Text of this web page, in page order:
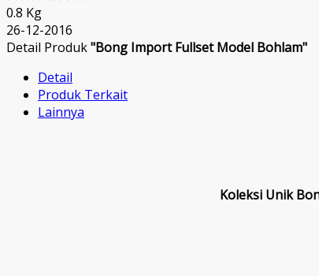
0.8 Kg
26-12-2016
Detail Produk"Bong Import Fullset Model Bohlam"
Detail
Produk Terkait
Lainnya
Koleksi Unik